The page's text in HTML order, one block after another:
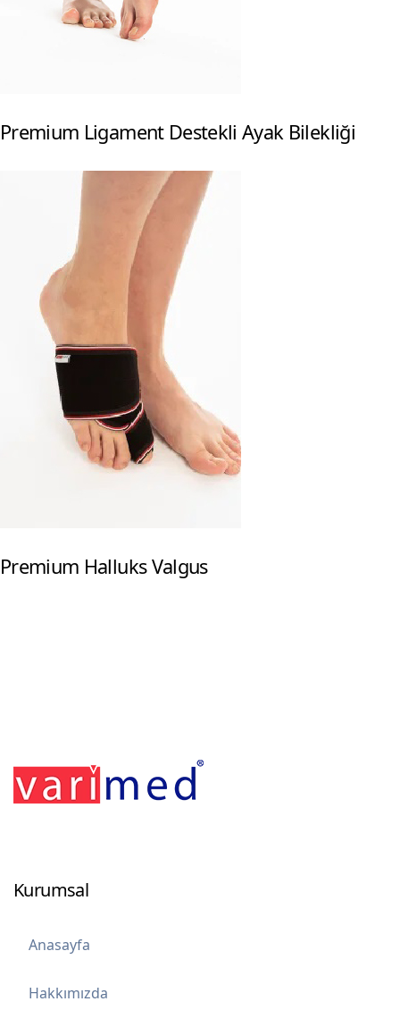
Premium Ligament Destekli Ayak Bilekliği
Premium Halluks Valgus
Kurumsal
Anasayfa
Hakkımızda